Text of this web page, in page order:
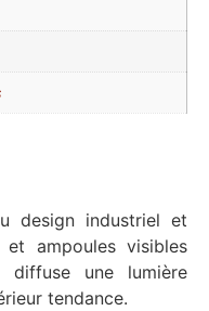
design industriel et
ampoules visibles
une lumière
tendance.